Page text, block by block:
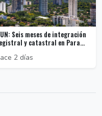
Seis meses de integración
y catastral en Para...
2 días